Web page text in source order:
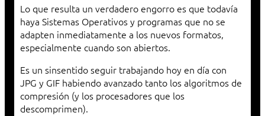
Lo que resulta un verdadero engorro es que todavía
haya Sistemas Operativos y programas que no se
adapten inmediatamente a los nuevos formatos,
especialmente cuando son abiertos.
Es un sinsentido seguir trabajando hoy en día con
JPG y GIF habiendo avanzado tanto los algoritmos de
compresión (y los procesadores que los
descomprimen).